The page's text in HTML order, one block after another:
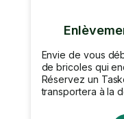
Envie de vous
de bricoles qui
Réservez un
transportera à la